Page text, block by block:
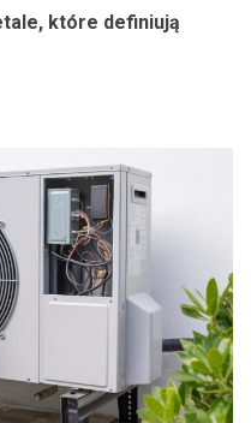
które definiują